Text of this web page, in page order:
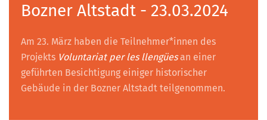
Bozner Altstadt - 23.03.2024
Am 23. März haben die Teilnehmer*innen des
Projekts Voluntariat per les llengüesan einer
geführten Besichtigung einiger historischer
Gebäude in der Bozner Altstadt teilgenommen.